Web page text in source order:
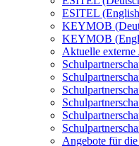
ESITEL
KEYMOB
KEYMOB
Aktuelle externe
Angebote für